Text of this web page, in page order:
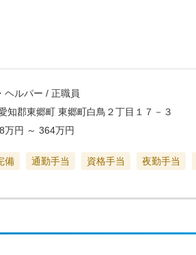
ヘルパー / 正職員
知郡東郷町 東郷町白鳥２丁目１７－３
万円 ～364万円
備 通勤手当 資格手当 夜勤手当